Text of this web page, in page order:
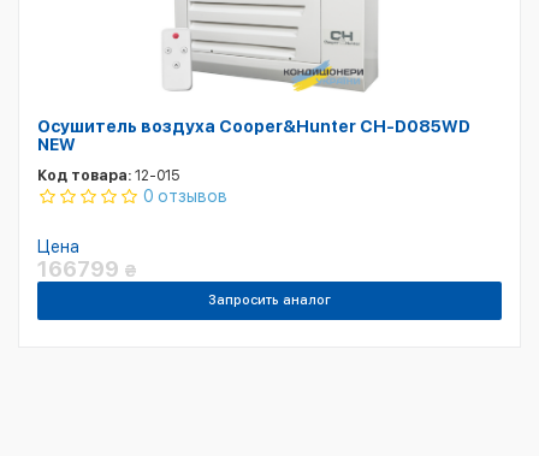
Осушитель воздуха Cooper&Hunter CH-D085WD
NEW
Код товара: 12-015
0 отзывов
Цена
166799 ₴
Запросить аналог